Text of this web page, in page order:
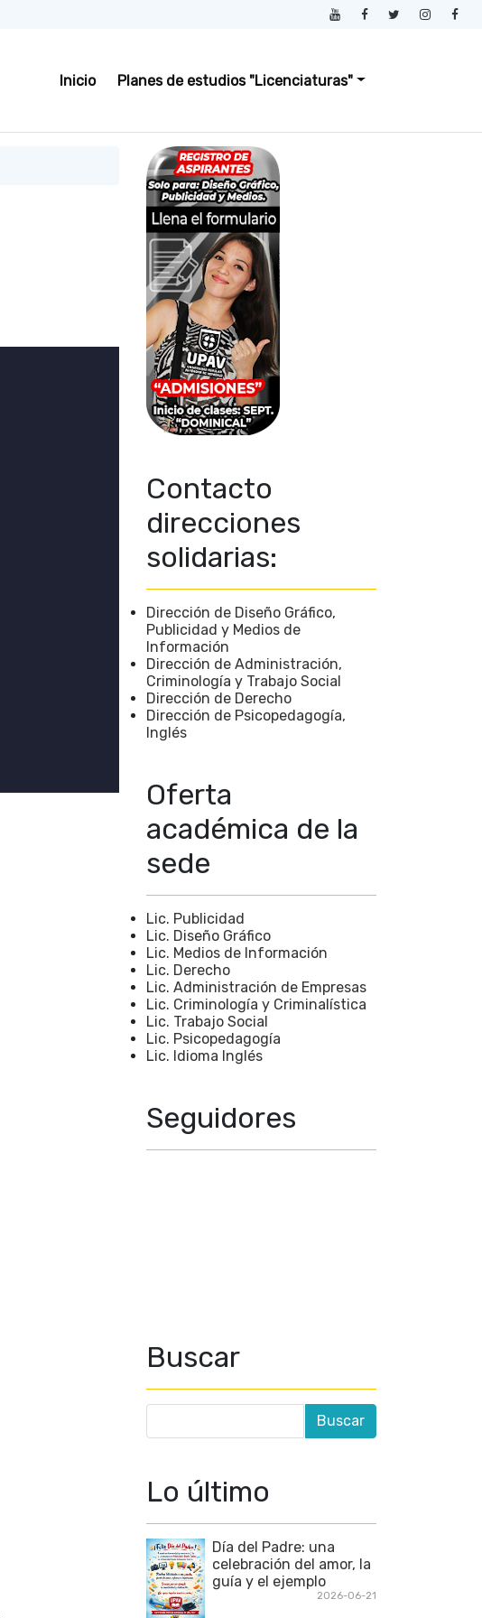
Inicio Planes de estudios "Licenciaturas"
Contacto
direcciones
solidarias:
Dirección de Diseño Gráfico,
Publicidad y Medios de
Información
Dirección de Administración,
Criminología y Trabajo Social
Dirección de Derecho
Dirección de Psicopedagogía,
Inglés
Oferta
académica de la
sede
Lic. Publicidad
Lic. Diseño Gráfico
Lic. Medios de Información
Lic. Derecho
Lic. Administración de Empresas
Lic. Criminología y Criminalística
Lic. Trabajo Social
Lic. Psicopedagogía
Lic. Idioma Inglés
Seguidores
Buscar
Lo último
Día del Padre: una
celebración del amor, la
guía y el ejemplo
2026-06-21